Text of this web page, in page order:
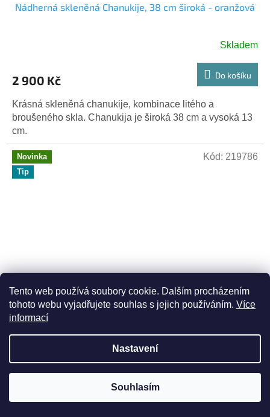
Tento web používá soubory cookie. Dalším procházením
tohoto webu vyjadřujete souhlas s jejich používáním. Více
informací
Nastavení
Souhlasím
Nádherná skleněná Chanukije, 38 cm široká - oranžová
Skladem
2 900 Kč Do košíku
Krásná skleněná chanukije, kombinace litého a
broušeného skla. Chanukija je široká 38 cm a vysoká 13
cm.
Novinka
Tip
Nádherná skleněná Chanukije, 38 cm široká - čirá
Skladem
2 900 Kč
Kód: 219786